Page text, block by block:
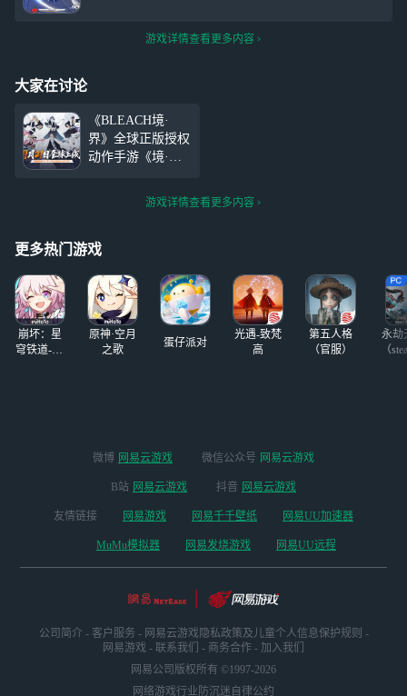
游戏详情查看更多内容
大家在讨论
《BLEACH境·
界》全球正版授权
动作手游《境·界
日上线！请握紧手
中的斩魄刀，与千
起，奔赴尸魂界，
戏质量非常高，但
是相对应的，对大
家的手机配置和内
存需求也比较高，
于是有不少玩家想
多端适用
游戏详情查看更多内容
更多热门游戏
崩坏：星
穹铁道-4.4
原神·空月
之歌
蛋仔派对
光遇-致梵
高
第五人格
（官服）
永劫
（
微博 网易云游戏 微信公众号 网易云游戏
B站 网易云游戏 抖音 网易云游戏
友情链接 网易游戏 网易千千壁纸 网易UU加速器
MuMu模拟器 网易发烧游戏 网易UU远程
公司简介 - 客户服务 - 网易云游戏隐私政策及儿童个人信息保护规则 -
网易游戏 - 联系我们 - 商务合作 - 加入我们
网易公司版权所有 ©1997-2026
网络游戏行业防沉迷自律公约